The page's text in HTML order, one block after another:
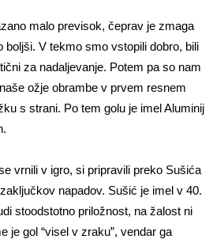
malo previsok, čeprav je zmaga
boljši. V tekmo smo vstopili dobro, bili
za nadaljevanje. Potem pa so nam
ožje obrambe v prvem resnem
s strani. Po tem golu je imel Aluminij
vrnili v igro, si pripravili preko Sušića
napadov. Sušić je imel v 40.
stoodstotno priložnost, na žalost ni
je gol “visel v zraku”, vendar ga